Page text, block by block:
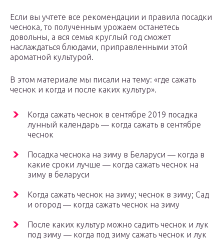
Если вы учтете все рекомендации и правила посадки
чеснока, то полученным урожаем останетесь
довольны, а вся семья круглый год сможет
наслаждаться блюдами, приправленными этой
ароматной культурой.
В этом материале мы писали на тему: «где сажать
чеснок и когда и после каких культур».
Когда сажать чеснок в сентябре 2019 посадка
лунный календарь — когда сажать в сентябре
чеснок
Посадка чеснока на зиму в Беларуси — когда в
какие сроки лучше — когда сажать чеснок на
зиму в беларуси
Когда сажать чеснок на зиму; чеснок в зиму; Сад
и огород — когда сажать чеснок на зиму
После каких культур можно садить чеснок и лук
под зиму — когда под зиму сажать чеснок и лук